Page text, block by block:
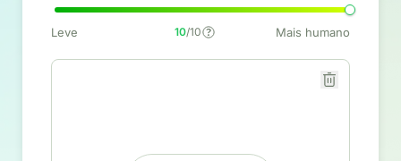
Leve 10/10 Mais humano